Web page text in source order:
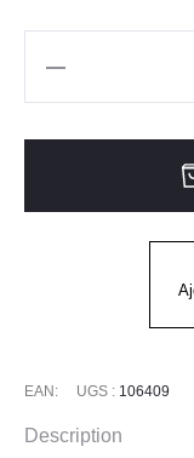
FORCE
EAN: UGS : 106409
Description